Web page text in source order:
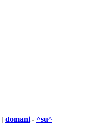
| domani - ^su^